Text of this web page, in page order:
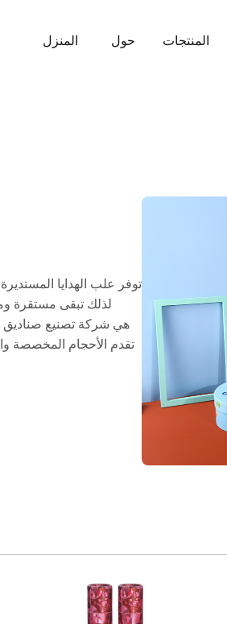
المنزل حول المنتجات
توفر علب الهدايا
لذلك تبقى مستقرة